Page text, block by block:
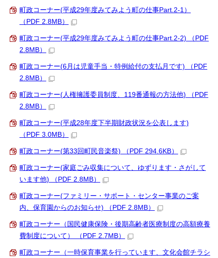
町政コーナー(平成29年度みてみよう町の仕事Part.2-1）
（PDF 2.8MB）
町政コーナー(平成29年度みてみよう町の仕事Part.2-2) （PDF
2.8MB）
町政コーナー(6月は児童手当・特例給付の支払月です) （PDF
2.8MB）
町政コーナー(人権擁護委員制度、119番通報の方法他) （PDF
2.8MB）
町政コーナー(平成28年度下半期財政状況を公表します)
（PDF 3.0MB）
町政コーナー(第33回町民音楽祭) （PDF 294.6KB）
町政コーナー(家庭ごみ収集について、ゆずります・さがして
います他) （PDF 2.8MB）
町政コーナー(ファミリー・サポート・センター事業のご案
内、保育園からのお知らせ) （PDF 2.8MB）
町政コーナー（国民健康保険・後期高齢者医療制度の高額療養
費制度について） （PDF 2.7MB）
町政コーナー（一時保育事業を行っています、文化会館チラシ